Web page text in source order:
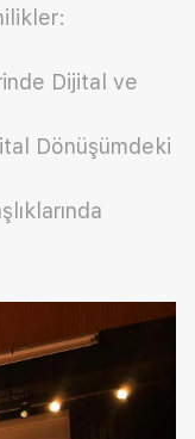
Dijital ve
Dönüşümdeki